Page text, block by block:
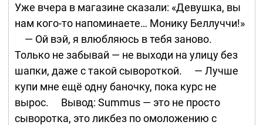
Уже вчера в магазине сказали: «Девушка, вы
нам кого-то напоминаете… Монику Беллуччи!»
⠀ — Ой вэй, я влюбляюсь в тебя заново.
Только не забывай — не выходи на улицу без
шапки, даже с такой сывороткой. ⠀ — Лучше
купи мне ещё одну баночку, пока курс не
вырос. ⠀ Вывод: Summus — это не просто
сыворотка, это ликбез по омоложению с